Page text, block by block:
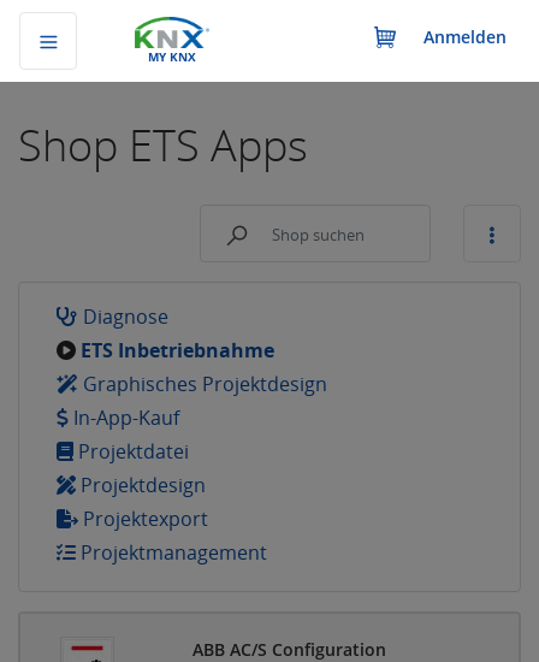
MY KNX
Anmelden
Shop ETS Apps
Diagnose
ETS Inbetriebnahme
Graphisches Projektdesign
In-App-Kauf
Projektdatei
Projektdesign
Projektexport
Projektmanagement
ABB AC/S Configuration